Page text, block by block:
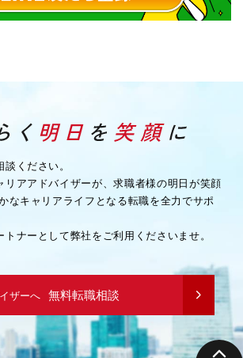
ください。
リアアドバイザーが、求職者様の明日が笑顔
なキャリアライフとなる転職を全力でサポ
ナーとして弊社をご利用くださいませ。
ザーへ 無料転職相談